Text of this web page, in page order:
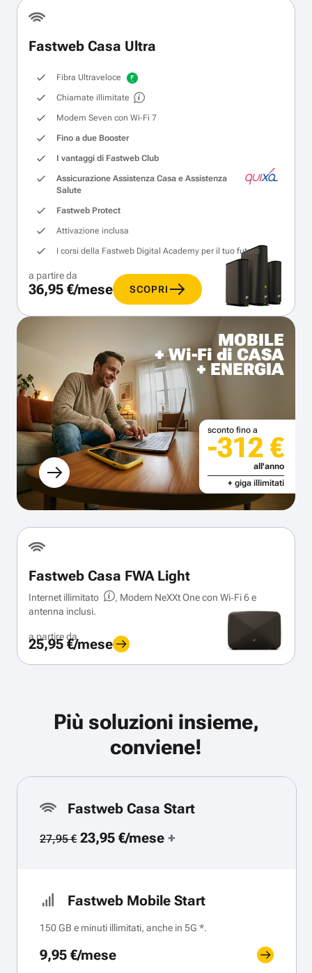
Fastweb Casa Ultra
Fibra Ultraveloce
Chiamate illimitate
Modem Seven con Wi‑Fi 7
Fino a due Booster
I vantaggi di Fastweb Club
Assicurazione Assistenza Casa e Assistenza
Salute
Fastweb Protect
Attivazione inclusa
I corsi della Fastweb Digital Academy per il tuo futuro
a partire da
36,95 €/mese SCOPRI
MOBILE
+ Wi-Fi di CASA
+ ENERGIA
sconto fino a
-312 €
all'anno
+ giga illimitati
Fastweb Casa FWA Light
Internet illimitato
, Modem NeXXt One con Wi‑Fi 6 e
antenna inclusi.
a partire da
25,95 €/mese
Più soluzioni insieme,
conviene!
Fastweb Casa Start
27,95 €23,95 €/mese+
Fastweb Mobile Start
150 GB e minuti illimitati, anche in 5G *.
9,95 €/mese